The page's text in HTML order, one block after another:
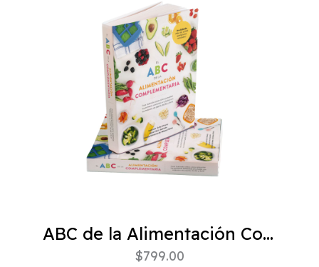
ABC de la Alimentación Complementaria 4ta edición
$799.00